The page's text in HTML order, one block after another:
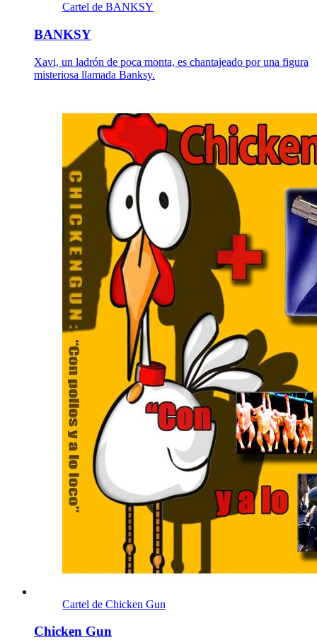
Cartel de BANKSY
BANKSY
Xavi, un ladrón de poca monta, es chantajeado por una figura
misteriosa llamada Banksy.
Cartel de Chicken Gun
Chicken Gun